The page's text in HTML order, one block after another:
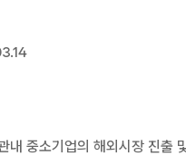
내 중소기업의 해외시장 진출